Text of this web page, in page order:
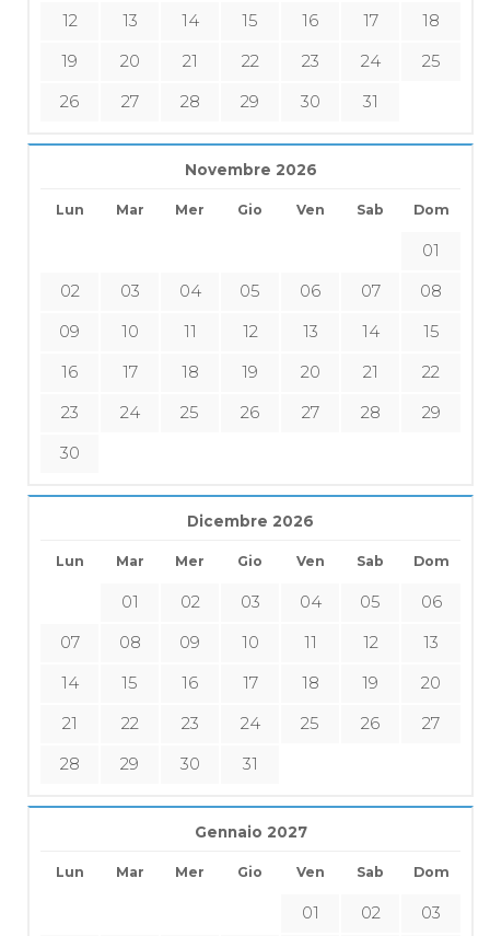
12
13 14 15 16 17
18
19
20 21 22 23 24
25
26
27 28 29 30 31
Novembre 2026
Lun Mar Mer Gio Ven Sab Dom
01
02
03 04 05 06 07
08
09
10 11 12 13 14
15
16
17 18 19 20 21
22
23
24 25 26 27 28
29
30
Dicembre 2026
Lun Mar Mer Gio Ven Sab Dom
01 02 03 04 05
06
07
08 09 10 11 12
13
14
15 16 17 18 19
20
21
22 23 24 25 26
27
28
29 30 31
Gennaio 2027
Lun Mar Mer Gio Ven Sab Dom
01 02
03